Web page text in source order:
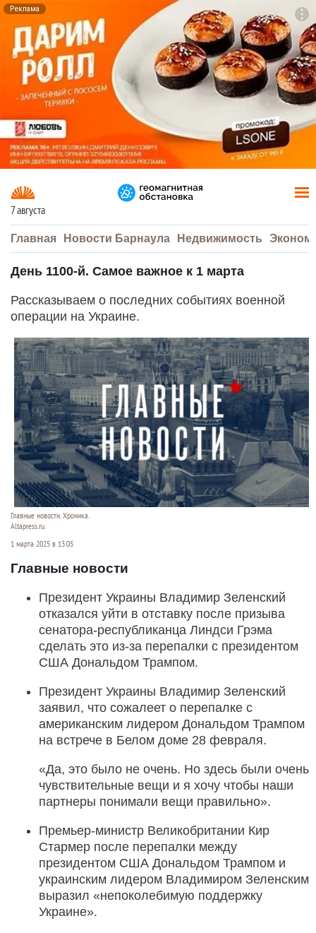
Реклама
7 августа
Главная Новости Барнаула Недвижимость
День 1100-й. Самое важное к 1 марта
Рассказываем о последних событиях военной
операции на Украине.
Главные новости. Хроника.
Altapress.ru.
1 марта 2025 в 13:05
Главные новости
Президент Украины Владимир Зеленский
отказался уйти в отставку после призыва
сенатора-республиканца Линдси Грэма
сделать это из-за перепалки с президентом
США Дональдом Трампом.
Президент Украины Владимир Зеленский
заявил, что сожалеет о перепалке с
американским лидером Дональдом Трампом
на встрече в Белом доме 28 февраля.
«Да, это было не очень. Но здесь были очень
чувствительные вещи и я хочу чтобы наши
партнеры понимали вещи правильно».
Премьер-министр Великобритании Кир
Стармер после перепалки между
президентом США Дональдом Трампом и
украинским лидером Владимиром Зеленским
выразил «непоколебимую поддержку
Украине».